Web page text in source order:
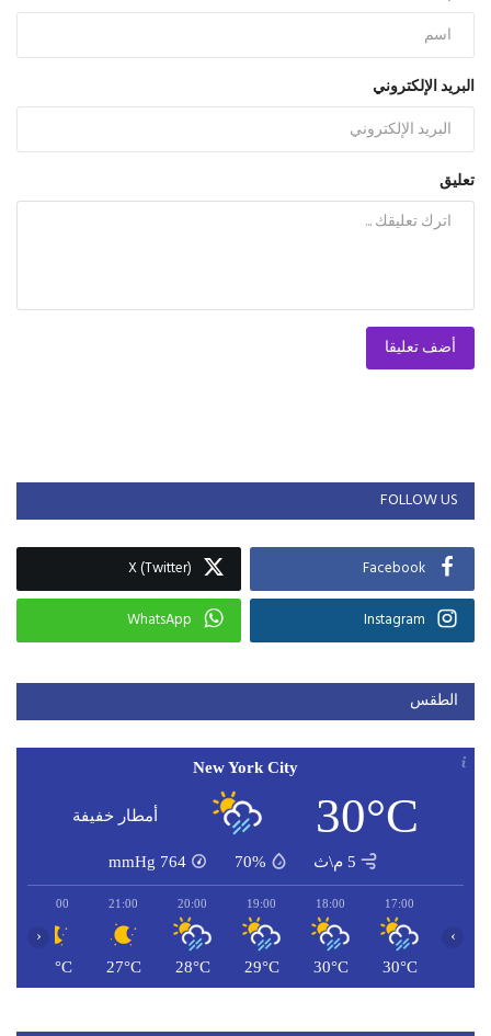
البريد الإلكتروني
تعليق
أضف تعليقا
FOLLOW US
Facebook
X (Twitter)
Instagram
WhatsApp
الطقس
New York City
30°C أمطار خفيفة
5 م\ث 70%
764
mmHg
17:00
30°C
18:00
30°C
19:00
29°C
20:00
28°C
21:00
27°C
22:00
27°C
‹ ›